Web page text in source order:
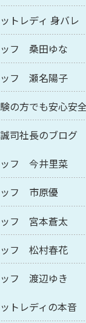
トレディ 身バレ
フ 桑田ゆな
フ 瀬名陽子
の方でも安心安
司社長のブログ
フ 今井里菜
フ 市原優
フ 宮本蒼太
フ 松村春花
フ 渡辺ゆき
トレディの本音